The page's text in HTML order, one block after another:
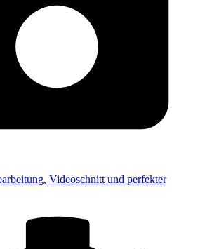
Videoschnitt und perfekter